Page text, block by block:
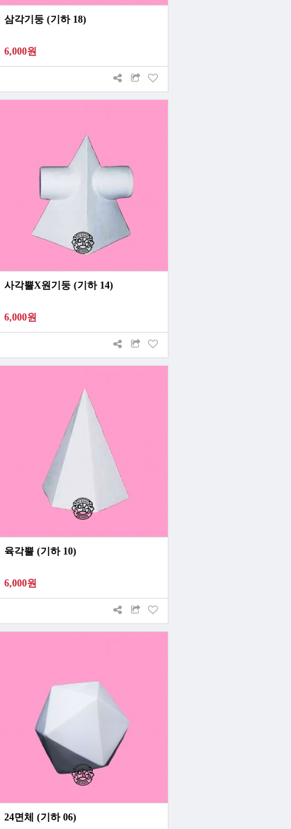
삼각기둥 (기하 18)
6,000원
사각뿔X원기둥 (기하 14)
6,000원
육각뿔 (기하 10)
6,000원
24면체 (기하 06)